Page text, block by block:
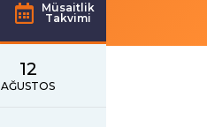
Müsaitlik
Takvimi
12
AĞUSTOS